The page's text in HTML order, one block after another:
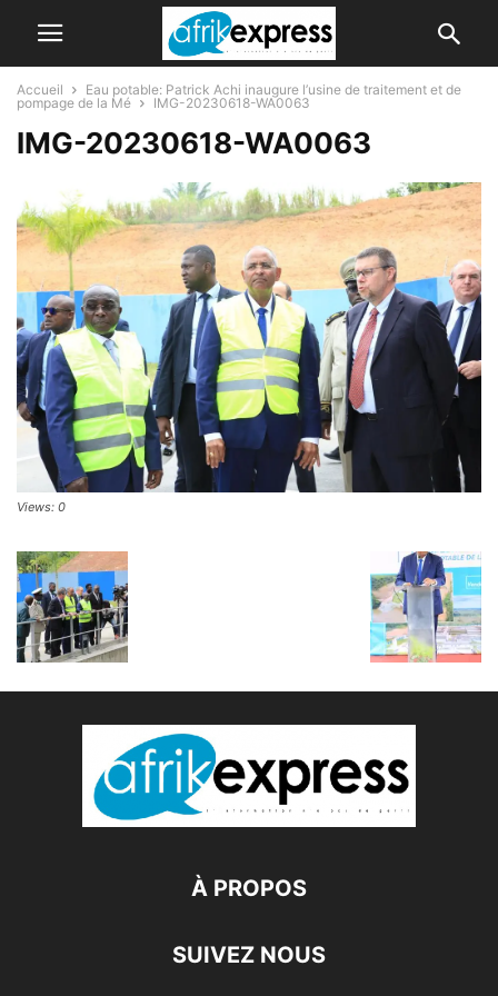
Accueil
Eau potable: Patrick Achi inaugure l’usine de traitement et de
pompage de la Mé
IMG-20230618-WA0063
IMG-20230618-WA0063
Views: 0
À PROPOS
SUIVEZ NOUS